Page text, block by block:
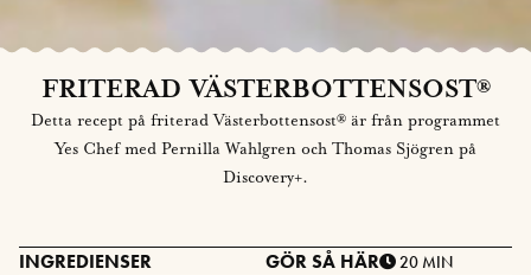
FRITERAD VÄSTERBOTTENSOST®
Detta recept på friterad Västerbottensost® är från programmet
Yes Chef med Pernilla Wahlgren och Thomas Sjögren på
Discovery+.
INGREDIENSER GÖR SÅ HÄR 20 MIN